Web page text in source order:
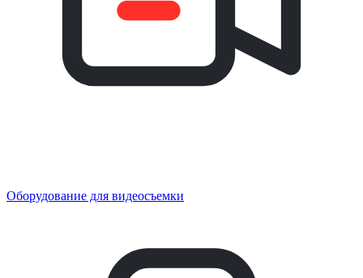
Оборудование для видеосъемки